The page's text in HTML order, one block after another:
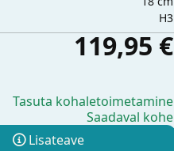
H3
119,95 €
Tasuta kohaletoimetamine
Saadaval kohe
Lisateave